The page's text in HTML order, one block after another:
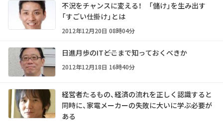
不況をチャンスに変える！ 「儲け」を生み出す
「すごい仕掛け」とは
2012年12月20日 08時04分
日進月歩のIT――どこまで知っておくべきか
2012年12月18日 16時40分
経営者たるもの、経済の流れを正しく認識すると
同時に、家電メーカーの失敗に大いに学ぶ必要が
ある